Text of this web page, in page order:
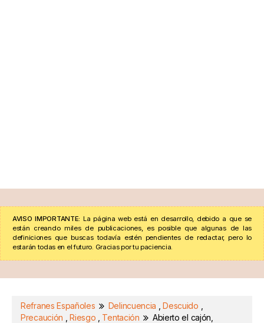
AVISO IMPORTANTE: La página web está en desarrollo, debido a que se
están creando miles de publicaciones, es posible que algunas de las
definiciones que buscas todavía estén pendientes de redactar, pero lo
estarán todas en el futuro. Gracias por tu paciencia.
Refranes Españoles Delincuencia ,Descuido
Precaución
,Riesgo Tentación
Abierto el cajón,